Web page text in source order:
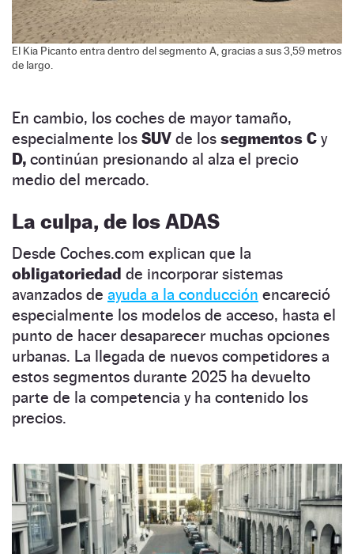
El Kia Picanto entra dentro del segmento A, gracias a sus 3,59 metros
de largo.
En cambio, los coches de mayor tamaño,
especialmente los SUV de los segmentos C y
D, continúan presionando al alza el precio
medio del mercado.
La culpa, de los ADAS
Desde Coches.com explican que la
obligatoriedad de incorporar sistemas
avanzados de ayuda a la conducción encareció
especialmente los modelos de acceso, hasta el
punto de hacer desaparecer muchas opciones
urbanas. La llegada de nuevos competidores a
estos segmentos durante 2025 ha devuelto
parte de la competencia y ha contenido los
precios.